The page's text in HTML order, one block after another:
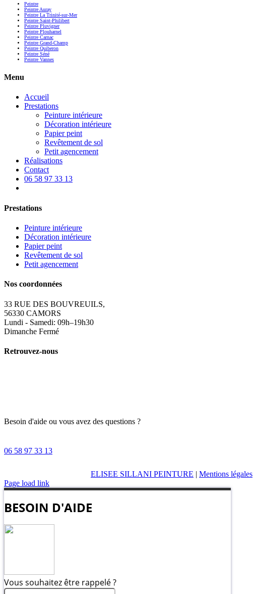
Peintre
Peintre Auray
Peintre La Trinité-sur-Mer
Peintre Saint-Philibert
Peintre Pluvigner
Peintre Plouharnel
Peintre Carnac
Peintre Grand-Champ
Peintre Quiberon
Peintre Séné
Peintre Vannes
Menu
Accueil
Prestations
Peinture intérieure
Décoration intérieure
Papier peint
Revêtement de sol
Petit agencement
Réalisations
Contact
06 58 97 33 13
Prestations
Peinture intérieure
Décoration intérieure
Papier peint
Revêtement de sol
Petit agencement
Nos coordonnées
33 RUE DES BOUVREUILS,
56330 CAMORS
Lundi - Samedi: 09h–19h30
Dimanche Fermé
Retrouvez-nous
Besoin d'aide ou vous avez des questions ?
06 58 97 33 13
ELISEE SILLANI PEINTURE | Mentions légales
Page load link
BESOIN D'AIDE
Vous souhaitez être rappelé ?